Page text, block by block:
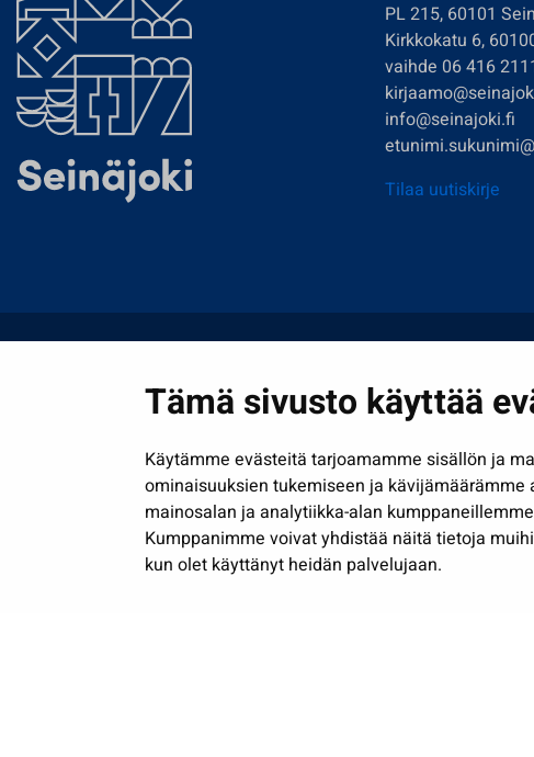
Tämä sivusto käyttää
Käytämme evästeitä tarjoamamme sisällön ja
ominaisuuksien tukemiseen ja
mainosalan ja analytiikka-alan
Kumppanimme voivat yhdistää näitä tietoja
kun olet käyttänyt heidän palvelujaan.
PL 215, 60101
Kirkkokatu 6,
vaihde 06 416
info@seinajoki.fi
Tilaa uutiskirje